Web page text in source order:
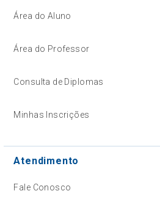
Área do Aluno
Área do Professor
Consulta de Diplomas
Minhas Inscrições
Atendimento
Fale Conosco